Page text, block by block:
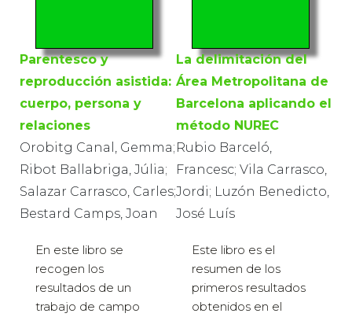
Parentesco y
reproducción asistida:
cuerpo, persona y
relaciones
Orobitg Canal, Gemma;
Ribot Ballabriga, Júlia;
Salazar Carrasco, Carles;
Bestard Camps, Joan
En este libro se
recogen los
resultados de un
trabajo de campo
La delimitación del
Área Metropolitana de
Barcelona aplicando el
método NUREC
Rubio Barceló,
Francesc; Vila Carrasco,
Jordi; Luzón Benedicto,
José Luís
Este libro es el
resumen de los
primeros resultados
obtenidos en el